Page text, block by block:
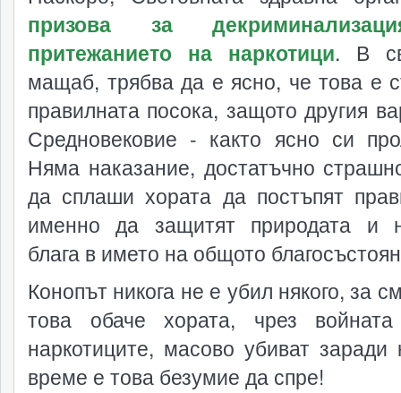
призова за
притежанието на наркотици. В
мащаб, трябва да е ясно, че това е
правилната посока, защото другия
Средновековие - както ясно си
Няма наказание, достатъчно
да сплаши хората да постъпят
именно да защитят природата и
блага в името на общото
Конопът никога не е убил някого, за
това обаче хората, чрез
наркотиците, масово убиват заради
време е това безумие да спре!